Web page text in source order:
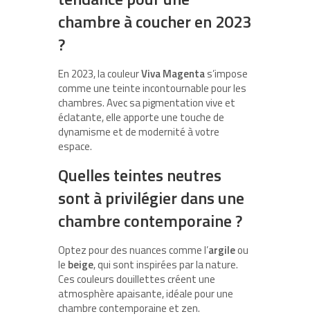
chambre à coucher en 2023
?
En 2023, la couleurViva Magentas’impose
comme une teinte incontournable pour les
chambres. Avec sa pigmentation vive et
éclatante, elle apporte une touche de
dynamisme et de modernité à votre
espace.
Quelles teintes neutres
sont à privilégier dans une
chambre contemporaine ?
Optez pour des nuances comme l’argileou
le beige, qui sont inspirées par la nature.
Ces couleurs douillettes créent une
atmosphère apaisante, idéale pour une
chambre contemporaine et zen.